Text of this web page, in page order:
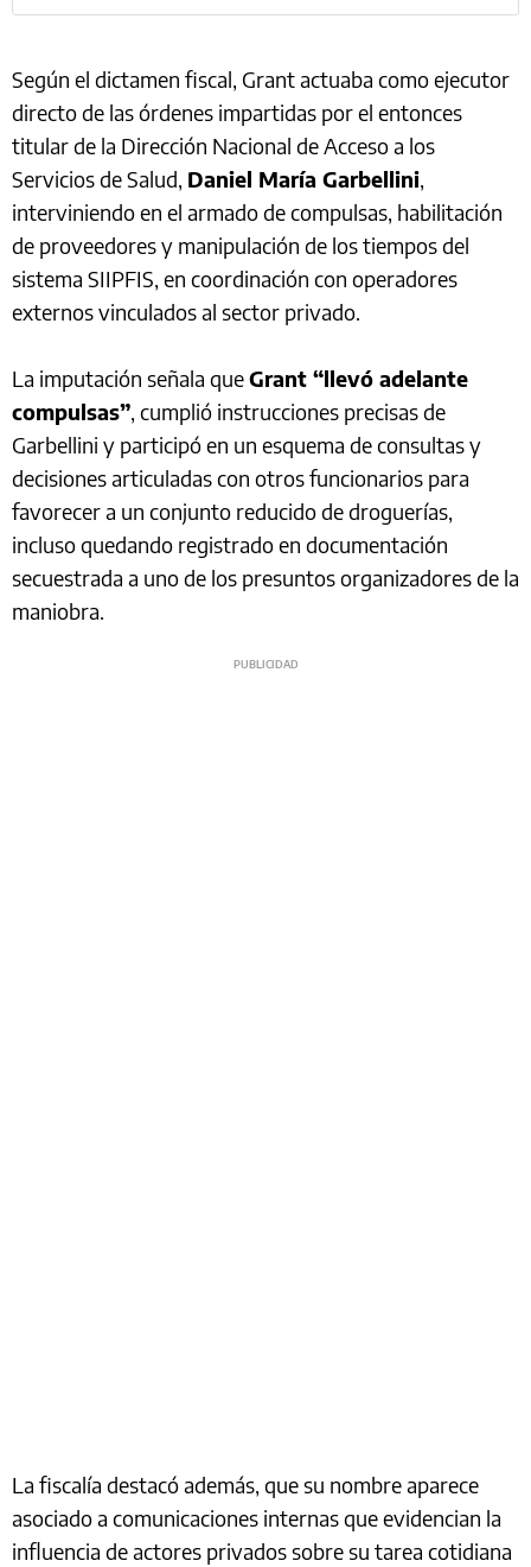
Según el dictamen fiscal, Grant actuaba como ejecutor
directo de las órdenes impartidas por el entonces
titular de la Dirección Nacional de Acceso a los
Servicios de Salud, Daniel María Garbellini,
interviniendo en el armado de compulsas, habilitación
de proveedores y manipulación de los tiempos del
sistema SIIPFIS, en coordinación con operadores
externos vinculados al sector privado.
La imputación señala queGrant “llevó adelante
compulsas”, cumplió instrucciones precisas de
Garbellini y participó en un esquema de consultas y
decisiones articuladas con otros funcionarios para
favorecer a un conjunto reducido de droguerías,
incluso quedando registrado en documentación
secuestrada a uno de los presuntos organizadores de la
maniobra.
La fiscalía destacó además, que su nombre aparece
asociado a comunicaciones internas que evidencian la
influencia de actores privados sobre su tarea cotidiana